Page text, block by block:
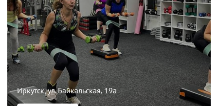
Иркутск, ул. Байкальская, 19а